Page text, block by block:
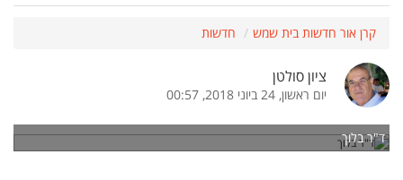
קרן אור חדשות בית שמש חדשות
ציון סולטן
יום ראשון, 24 ביוני 2018, 00:57
ד"ר בלוך